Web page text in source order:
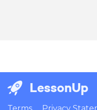
LessonUp